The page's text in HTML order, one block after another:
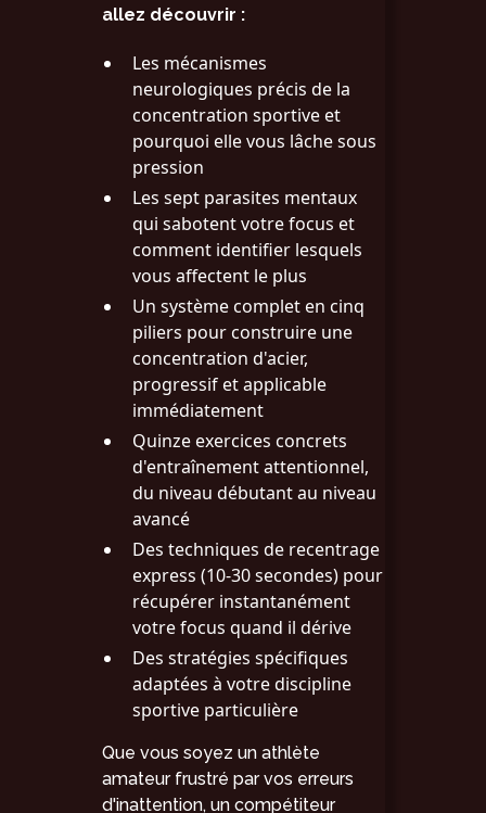
allez découvrir :
Les mécanismes
neurologiques précis de la
concentration sportive et
pourquoi elle vous lâche sous
pression
Les sept parasites mentaux
qui sabotent votre focus et
comment identifier lesquels
vous affectent le plus
Un système complet en cinq
piliers pour construire une
concentration d'acier,
progressif et applicable
immédiatement
Quinze exercices concrets
d'entraînement attentionnel,
du niveau débutant au niveau
avancé
Des techniques de recentrage
express (10-30 secondes) pour
récupérer instantanément
votre focus quand il dérive
Des stratégies spécifiques
adaptées à votre discipline
sportive particulière
Que vous soyez un athlète
amateur frustré par vos erreurs
d'inattention, un compétiteur